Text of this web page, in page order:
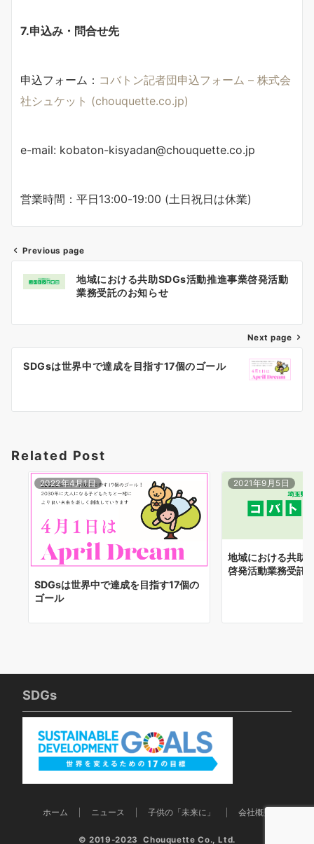
7.申込み・問合せ先
申込フォーム： コバトン記者団申込フォーム – 株式会
社シュケット (chouquette.co.jp)
e-mail: kobaton-kisyadan@chouquette.co.jp
営業時間：平日13:00-19:00 (土日祝日は休業)
投
稿
ゲ
シ
ン
Previous page
地域における共助SDGs活動推進事業啓発活動
業務受託のお知らせ
Next page
SDGsは世界中で達成を目指す17個のゴール
Related Post
2022年4月1日
SDGsは世界中で達成を目指す17個の
ゴール
2021年9月5日
地域における共助
啓発活動業務受託
SDGs
ホーム ニュース 子供の「未来に」 会社概要
© 2019-2023 Chouquette Co., Ltd.